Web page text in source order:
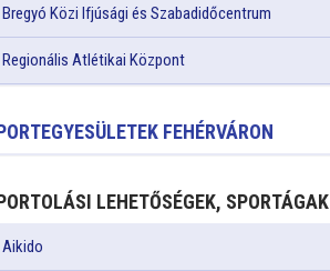
Bregyó Közi Ifjúsági és Szabadidőcentrum
Regionális Atlétikai Központ
FEHÉRVÁRON
LEHETŐSÉGEK, SPORTÁGAK
Aikido